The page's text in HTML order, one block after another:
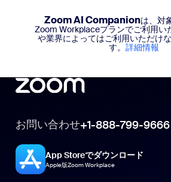
Zoom AI Companionは、対
Zoom Workplaceプランでご利用い
や業界によってはご利用いただけ
す。 詳細情報
お問い合わせ+1-888-799-9666
App Storeでダウンロード
Apple版Zoom Workplace